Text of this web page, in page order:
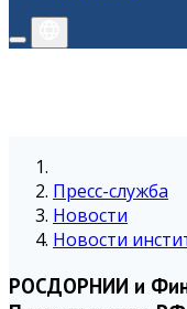
Пресс-служба
Новости
Новости
РОСДОРНИИ и